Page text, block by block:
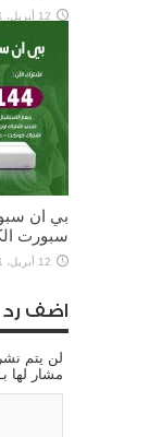
12 أبريل، 2021
سبورت
12 أبريل، 2021
اضف رد
لن يتم
مشار لها بـ